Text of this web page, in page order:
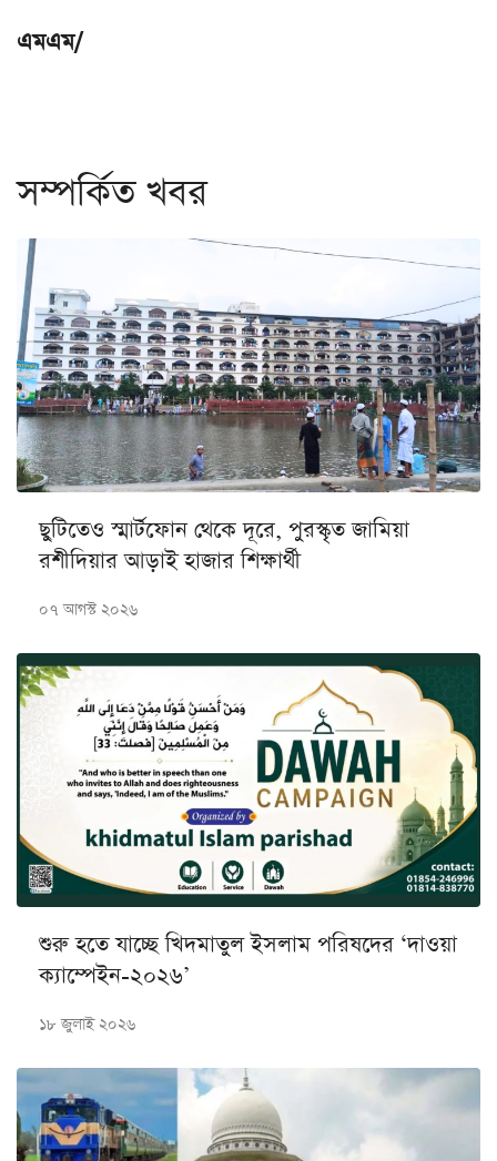
এমএম/
সম্পর্কিত খবর
ছুটিতেও স্মার্টফোন থেকে দূরে, পুরস্কৃত জামিয়া
রশীদিয়ার আড়াই হাজার শিক্ষার্থী
০৭ আগস্ট ২০২৬
শুরু হতে যাচ্ছে খিদমাতুল ইসলাম পরিষদের ‘দাওয়া
ক্যাম্পেইন-২০২৬’
১৮ জুলাই ২০২৬